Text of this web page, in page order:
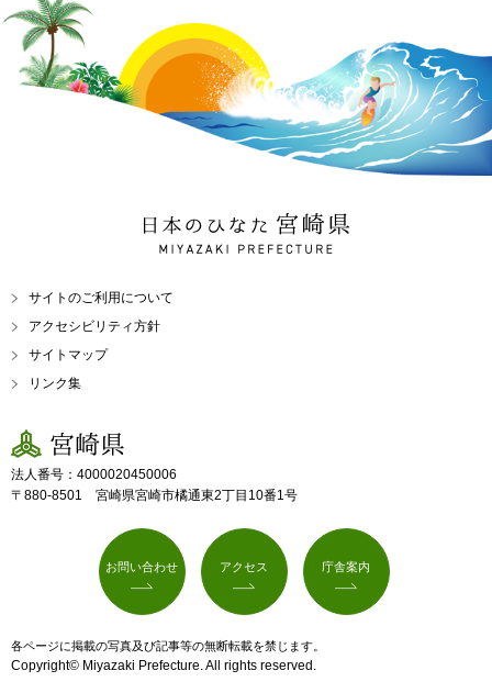
日本のひなた 宮崎県
MIYAZAKI PREFECTURE
サイトのご利用について
アクセシビリティ方針
サイトマップ
リンク集
宮崎県
法人番号：4000020450006
〒880-8501 宮崎県宮崎市橘通東2丁目10番1号
お問い合わせ アクセス 庁舎案内
各ページに掲載の写真及び記事等の無断転載を禁じます。
Copyright© Miyazaki Prefecture. All rights reserved.